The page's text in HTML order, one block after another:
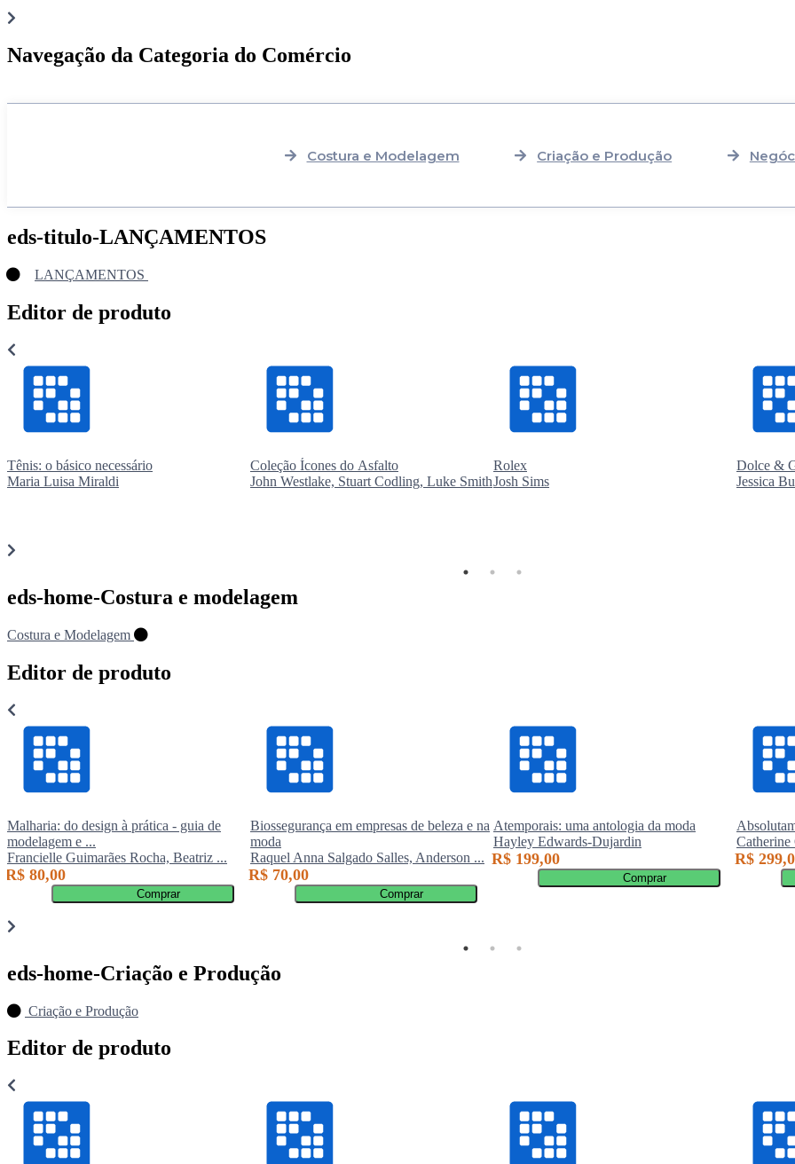
Navegação da Categoria do Comércio
Costura e Modelagem Criação e Produção
eds-titulo-LANÇAMENTOS
LANÇAMENTOS
Editor de produto
Tênis: o básico necessário
Maria Luisa Miraldi
R$ 170,00
Comprar
Coleção Ícones do Asfalto
John Westlake, Stuart Codling, Luke Smith
Rolex
Josh Sims
Dolce &
Jessica
eds-home-Costura e modelagem
Costura e Modelagem
Editor de produto
Malharia: do design à prática - guia de
modelagem e ...
Francielle Guimarães Rocha, Beatriz ...
R$ 80,00
Comprar
Biossegurança em empresas de beleza e na
moda
Raquel Anna Salgado Salles, Anderson ...
R$ 70,00
Comprar
Atemporais: uma antologia da moda
Hayley Edwards-Dujardin
R$ 199,00
Comprar
Catherine
R$
eds-home-Criação e Produção
Criação e Produção
Editor de produto